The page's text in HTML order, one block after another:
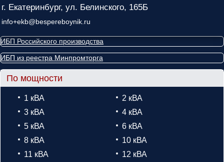
г. Екатеринбург, ул. Белинского, 165Б
info+ekb@bespereboynik.ru
ИБП Российского производства
ИБП из реестра Минпромторга
По мощности
1 кВА
2 кВА
3 кВА
4 кВА
5 кВА
6 кВА
8 кВА
10 кВА
11 кВА
12 кВА